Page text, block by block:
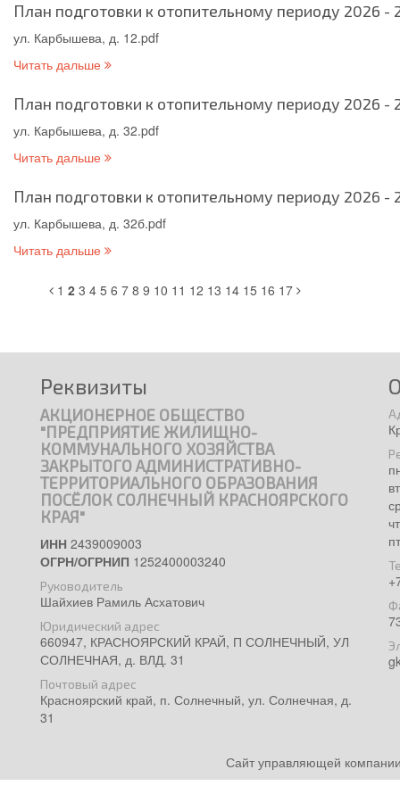
План подготовки к отопительному периоду 2026 -
ул. Карбышева, д. 12.pdf
Читать дальше
План подготовки к отопительному периоду 2026 -
ул. Карбышева, д. 32.pdf
Читать дальше
План подготовки к отопительному периоду 2026 -
ул. Карбышева, д. 32б.pdf
Читать дальше
1 2 3 4 5 6 7 8 9 10 11 12 13 14 15 16 17
Реквизиты
АКЦИОНЕРНОЕ ОБЩЕСТВО
"ПРЕДПРИЯТИЕ ЖИЛИЩНО-
КОММУНАЛЬНОГО ХОЗЯЙСТВА
ЗАКРЫТОГО АДМИНИСТРАТИВНО-
ТЕРРИТОРИАЛЬНОГО ОБРАЗОВАНИЯ
ПОСЁЛОК СОЛНЕЧНЫЙ КРАСНОЯРСКОГО
КРАЯ"
ИНН 2439009003
ОГРН/ОГРНИП 1252400003240
Руководитель
Шайхиев Рамиль Асхатович
Юридический адрес
660947, КРАСНОЯРСКИЙ КРАЙ, П СОЛНЕЧНЫЙ, УЛ
СОЛНЕЧНАЯ, д. ВЛД. 31
Почтовый адрес
Красноярский край, п. Солнечный, ул. Солнечная, д.
31
Сайт управляющей